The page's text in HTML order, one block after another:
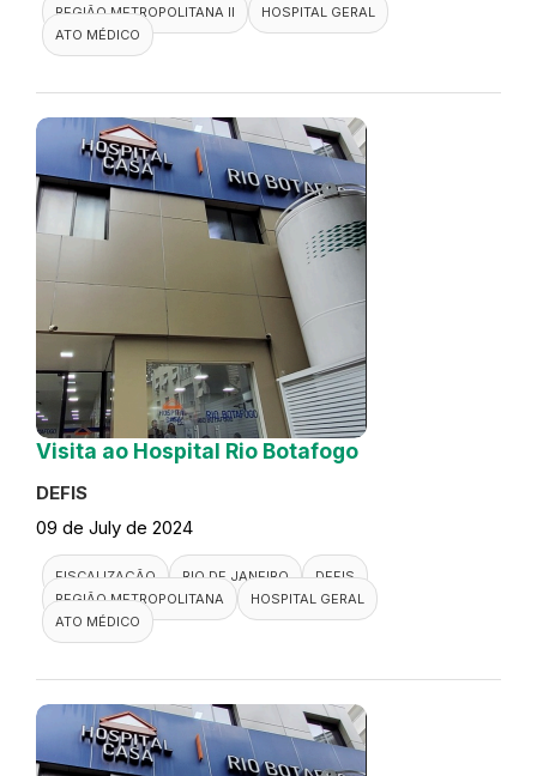
REGIÃO METROPOLITANA II
HOSPITAL GERAL
ATO MÉDICO
Visita ao Hospital Rio Botafogo
DEFIS
09 de July de 2024
FISCALIZAÇÃO RIO DE JANEIRO
DEFIS
REGIÃO METROPOLITANA
HOSPITAL GERAL
ATO MÉDICO